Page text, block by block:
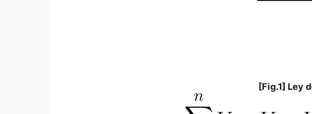
[Fig.1] Ley